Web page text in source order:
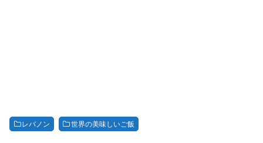
レバノン 世界の美味しいご飯